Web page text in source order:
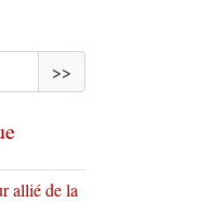
>>
allié de la